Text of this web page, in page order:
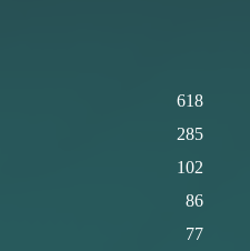
618
285
102
86
77